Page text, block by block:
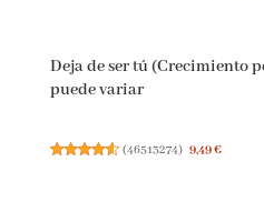
Deja de ser tú (Crecimiento
puede variar
(46513274) 9,49 €